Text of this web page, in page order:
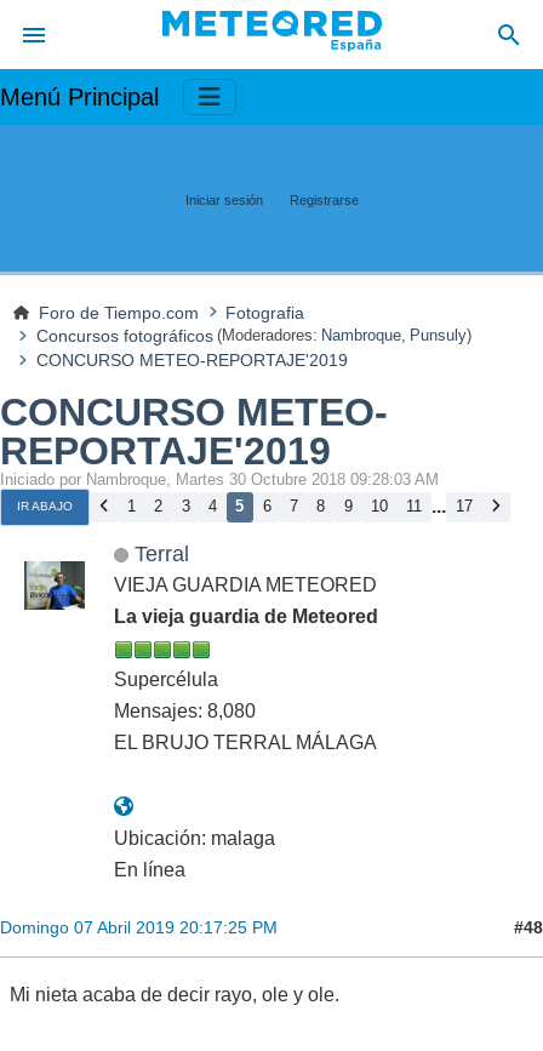
Menú Principal
Iniciar sesión Registrarse
Foro de Tiempo.com
Fotografia
Concursos fotográficos (Moderadores: Nambroque, Punsuly)
CONCURSO METEO-REPORTAJE'2019
CONCURSO METEO-
REPORTAJE'2019
Iniciado por Nambroque, Martes 30 Octubre 2018 09:28:03 AM
IR ABAJO 1 2 3 4 5 6 7 8 9 10 11 ... 17
Terral
VIEJA GUARDIA METEORED
La vieja guardia de Meteored
Supercélula
Mensajes: 8,080
EL BRUJO TERRAL MÁLAGA
Ubicación: malaga
En línea
Domingo 07 Abril 2019 20:17:25 PM #48
Mi nieta acaba de decir rayo, ole y ole.